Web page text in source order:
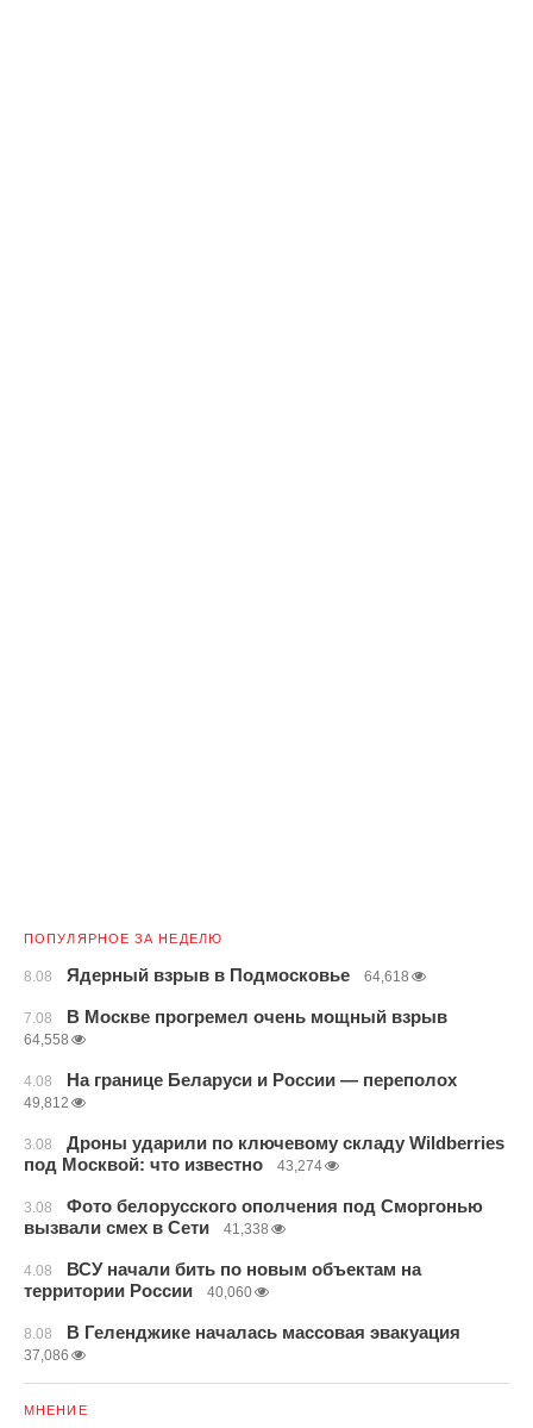
ПОПУЛЯРНОЕ ЗА НЕДЕЛЮ
8.08 Ядерный взрыв в Подмосковье 64,618
7.08 В Москве прогремел очень мощный взрыв
64,558
4.08 На границе Беларуси и России — переполох
49,812
3.08
Дроны ударили по ключевому складу Wildberries
под Москвой: что известно
43,274
3.08
Фото белорусского ополчения под Сморгонью
вызвали смех в Сети
41,338
4.08
ВСУ начали бить по новым объектам на
территории России
40,060
8.08 В Геленджике началась массовая эвакуация
37,086
МНЕНИЕ